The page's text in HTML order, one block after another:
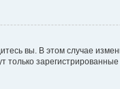
вы. В этом случае
только